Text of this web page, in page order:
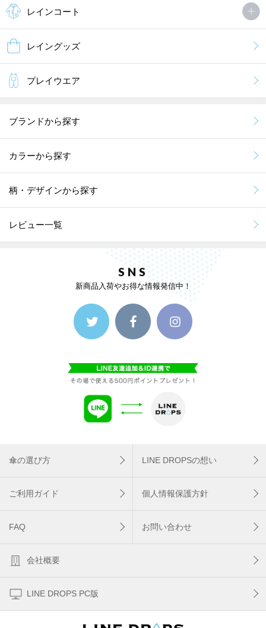
レインコート
レイングッズ
プレイウエア
ブランドから探す
カラーから探す
柄・デザインから探す
レビュー一覧
SNS
新商品入荷やお得な情報発信中！
傘の選び方 LINE DROPSの想い
ご利用ガイド 個人情報保護方針
FAQ お問い合わせ
会社概要
LINE DROPS PC版